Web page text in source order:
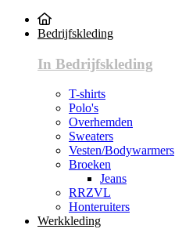
Bedrijfskleding
In Bedrijfskleding
T-shirts
Polo's
Overhemden
Sweaters
Vesten/Bodywarmers
Broeken
Jeans
RRZVL
Honteruiters
Werkkleding